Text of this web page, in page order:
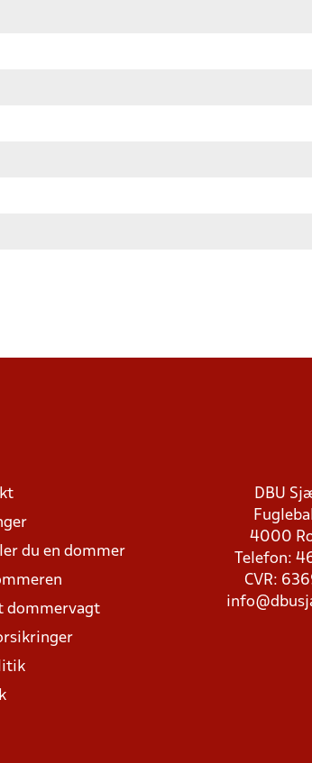
du en dommer
dommervagt
DBU
4000
Telefon:
CVR: